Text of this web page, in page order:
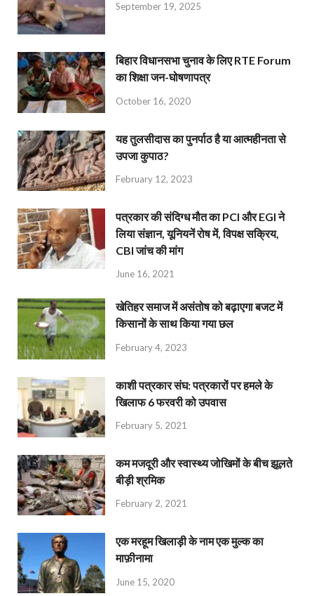
September 19, 2025
बिहार विधानसभा चुनाव के लिए RTE Forum
का शिक्षा जन-घोषणापत्र
October 16, 2020
यह तुलसीदास का पुनर्पाठ है या आत्महीनता से
उपजा कुपाठ?
February 12, 2023
पत्रकार की संदिग्ध मौत का PCI और EGI ने
लिया संज्ञान, यूनियनें रोष में, विपक्ष सक्रिय,
CBI जांच की मांग
June 16, 2021
खेतिहर समाज में असंतोष को बढ़ाएगा बजट में
किसानों के साथ किया गया छल
February 4, 2023
काशी पत्रकार संघ: पत्रकारों पर हमले के
खिलाफ 6 फरवरी को उपवास
February 5, 2021
कम मजदूरी और स्वास्थ्य जोखिमों के बीच झूलते
बीड़ी श्रमिक
February 2, 2021
एक मरहूम खिलाड़ी के नाम एक मुल्क का
माफ़ीनामा
June 15, 2020